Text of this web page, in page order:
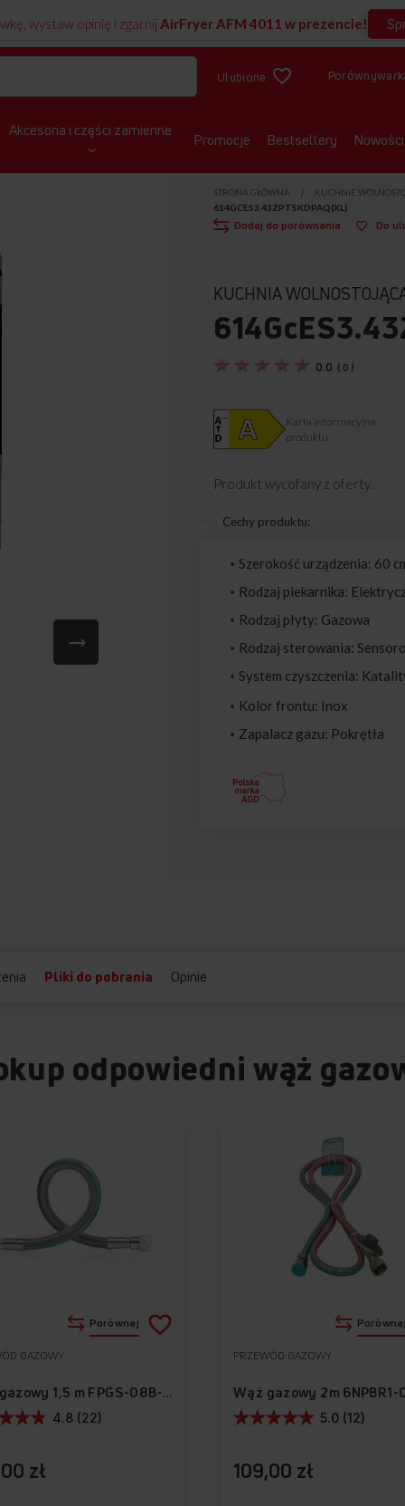
wystaw opinię i zgarnij AirFryer AFM 4011 w prezencie!
Ulubione
Akcesoria i części zamienne Promocje Bestsellery Nowości
STRONA GŁÓWNA
KUCHNIE
614GCES3.43ZPTSKDPAQ(XL)
Dodaj do porównania Do
KUCHNIA
0.0 ( 0 )
Karta informacyjna
produktu
Produkt wycofany z oferty.
Cechy produktu:
Szerokość urządzenia: 60
Rodzaj piekarnika:
Rodzaj płyty: Gazowa
Rodzaj sterowania:
System czyszczenia:
Kolor frontu: Inox
Zapalacz gazu: Pokrętła
Pliki do pobrania Opinie
odpowiedni wąż
GAZOWY
Wąż gazowy 1,5 m FPGS-08B-150
4.8 (22)
zł
Porównaj Dodaj
listy
PRZEWÓD GAZOWY
5.0 (12)
109,00 zł